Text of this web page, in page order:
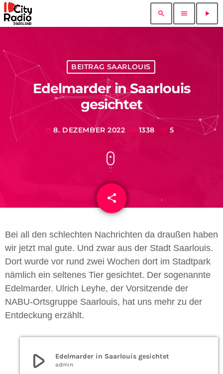
search menu play_arrow
BEITRAG SAARLOUIS
Edelmarder in Saarlouis
gesichtet
today 8. DEZEMBER 2022 1338 5
share
email
Bei all den schlechten Nachrichten da draußen haben
wir jetzt mal gute. Und zwar aus der Stadt Saarlouis.
Dort wurde vor rund zwei Wochen dort im Stadtpark
nämlich ein seltenes Tier gesichtet. Der sogenannte
Edelmarder. Ulrich Leyhe, der Vorsitzende der
NABU-Ortsgruppe Saarlouis, hat uns mehr zu der
Entdeckung erzählt.
play_arrow Edelmarder in Saarlouis gesichtet
admin